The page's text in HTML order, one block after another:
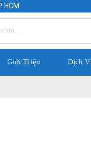
HCM
Giới Thiệu Dịch